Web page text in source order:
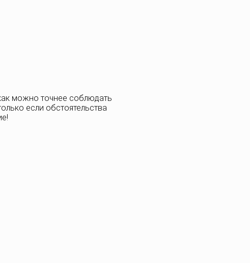
можно точнее соблюдать
если обстоятельства